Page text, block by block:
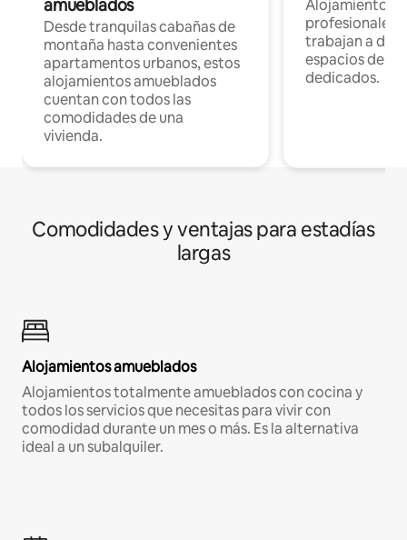
amueblados
Desde tranquilas cabañas de
montaña hasta convenientes
apartamentos urbanos, estos
alojamientos amueblados
cuentan con todos las
comodidades de una
vivienda.
Alojamientos
profesionales
trabajan a
espacios de
dedicados.
Comodidades y ventajas para estadías
largas
Alojamientos amueblados
Alojamientos totalmente amueblados con cocina y
todos los servicios que necesitas para vivir con
comodidad durante un mes o más. Es la alternativa
ideal a un subalquiler.